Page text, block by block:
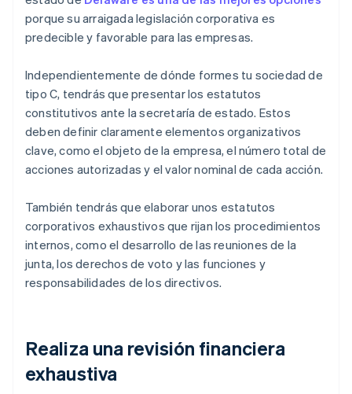
porque su arraigada legislación corporativa es
predecible y favorable para las empresas.
Independientemente de dónde formes tu sociedad de
tipo C, tendrás que presentar los estatutos
constitutivos ante la secretaría de estado. Estos
deben definir claramente elementos organizativos
clave, como el objeto de la empresa, el número total de
acciones autorizadas y el valor nominal de cada acción.
También tendrás que elaborar unos estatutos
corporativos exhaustivos que rijan los procedimientos
internos, como el desarrollo de las reuniones de la
junta, los derechos de voto y las funciones y
responsabilidades de los directivos.
Realiza una revisión financiera
exhaustiva